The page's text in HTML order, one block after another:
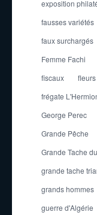
exposition
fausses variétés
faux surchargés
Femme Fachi
fiscaux
fleurs
frégate
George Perec
Grande Pêche
Grande Tache
grande tache
grands hommes
guerre d'Algérie